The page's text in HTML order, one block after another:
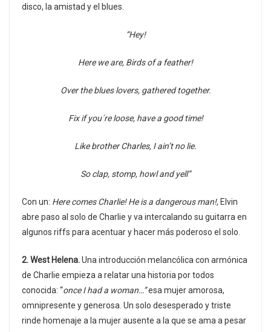
disco, la amistad y el blues.
“Hey!
Here we are, Birds of a feather!
Over the blues lovers, gathered together.
Fix if you´re loose, have a good time!
Like brother Charles, I ain’t no lie.
So clap, stomp, howl and yell”
Con un: Here comes Charlie! He is a dangerous man!, Elvin
abre paso al solo de Charlie y va intercalando su guitarra en
algunos riffs para acentuar y hacer más poderoso el solo.
2. West Helena.Una introducción melancólica con armónica
de Charlie empieza a relatar una historia por todos
conocida: “once I had a woman…”esa mujer amorosa,
omnipresente y generosa. Un solo desesperado y triste
rinde homenaje a la mujer ausente a la que se ama a pesar